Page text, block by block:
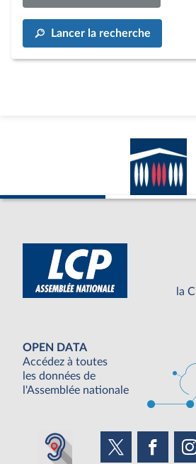
Lancer la recherche
la
OPEN DATA
Accédez à toutes
les données de
l'Assemblée nationale